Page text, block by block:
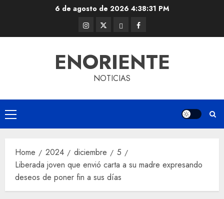
6 de agosto de 2026 4:38:32 PM
Instagram
@EnOriente
Twitter
(X)
ThreadsFacebook
ENORIENTE
NOTICIAS
Primary
Menu
Home 2024 diciembre
5
Liberada joven que envió carta a su madre expresando
deseos de poner fin a sus días